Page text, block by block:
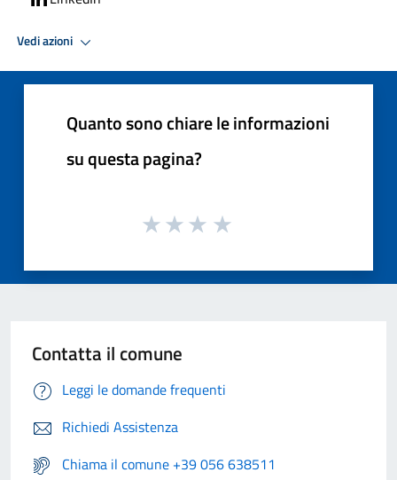
Vedi azioni
Quanto sono chiare le informazioni
su questa pagina?
Contatta il comune
Leggi le domande frequenti
Richiedi Assistenza
Chiama il comune +39 056 638511